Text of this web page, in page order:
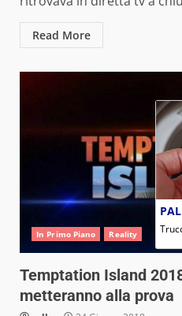
Read More
In Primo Piano Reality
Temptation Island
metteranno alla prova